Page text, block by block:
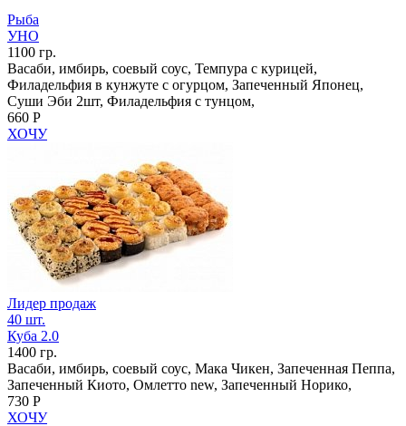
Рыба
УНО
1100 гр.
Васаби, имбирь, соевый соус, Темпура с курицей,
Филадельфия в кунжуте с огурцом, Запеченный Японец,
Суши Эби 2шт, Филадельфия с тунцом,
660 Р
ХОЧУ
Лидер продаж
40 шт.
Куба 2.0
1400 гр.
Васаби, имбирь, соевый соус, Мака Чикен, Запеченная Пеппа,
Запеченный Киото, Омлетто new, Запеченный Норико,
730 Р
ХОЧУ